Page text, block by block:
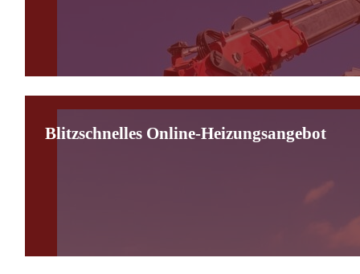
Blitzschnelles Online-Heizungsangebot